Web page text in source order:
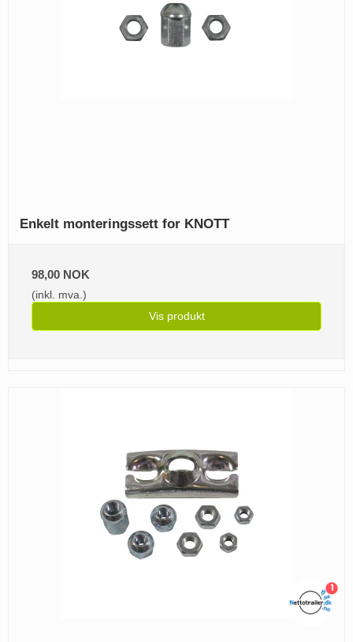
Enkelt monteringssett for KNOTT
98,00 NOK
(inkl. mva.)
Vis produkt
1